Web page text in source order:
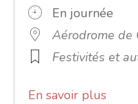
En journée
Aérodrome de
Festivités et
En savoir plus